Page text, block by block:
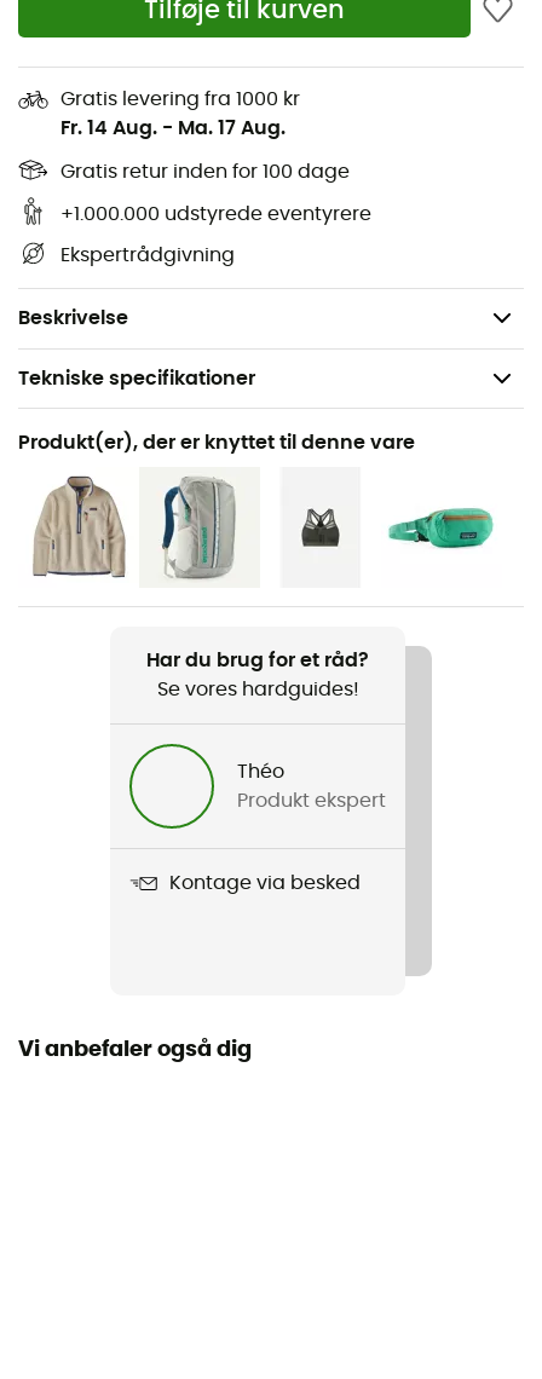
Tilføje til kurven
Gratis levering fra 1000 kr
Fr. 14 Aug. - Ma. 17 Aug.
Gratis retur inden for 100 dage
+1.000.000 udstyrede eventyrere
Ekspertrådgivning
Beskrivelse
Dobbeltsidet fleece med fåreuldslook, varm og
blød
Tre lommer med mesh-foring og Vislon® lynlåse
Retro stil: for- og bagindsatser for et endnu mere
retro look
Hofte længde
Vægt: 431 g
Tekniske specifikationer
Anbefales til
Vandreture / Det daglige liv
Køn
Dame
Vægt
Retro Pile Jacket
Lommer
Produkt(er), der er knyttet til denne vare
Har du brug for et råd?
Se vores hardguides!
Théo
Produkt ekspert
Kontage via besked
Vi anbefaler også dig